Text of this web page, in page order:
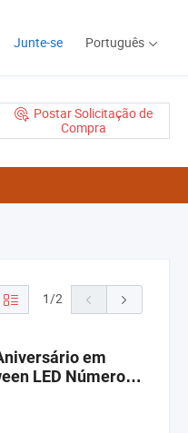
Junte-se Português
Postar Solicitação de
Compra
1/2
em
LED Números